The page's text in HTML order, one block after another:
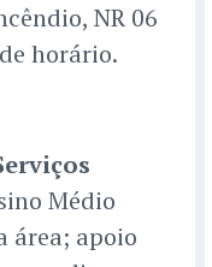
NR 06
horário.
Médio
área; apoio